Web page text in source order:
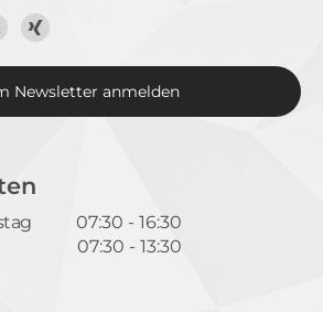
Zum
Xing-
Profil
Newsletter anmelden
07:30 - 16:30
07:30 - 13:30